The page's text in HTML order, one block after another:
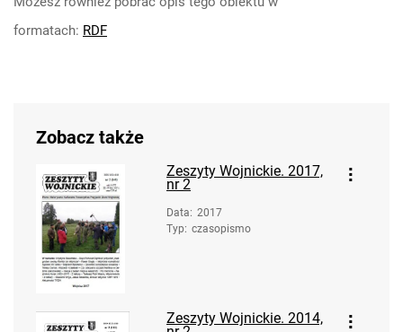
formatach: RDF
Zobacz także
Zeszyty Wojnickie. 2017,
nr 2
Data: 2017
Typ: czasopismo
Zeszyty Wojnickie. 2014,